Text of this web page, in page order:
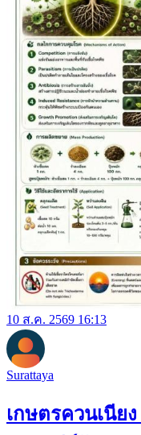
10 ส.ค. 2569 16:13
Surattaya
เกษตรควนเนีย